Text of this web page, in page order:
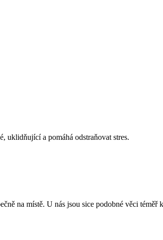
uklidňující a pomáhá odstraňovat stres.
na místě. U nás jsou sice podobné věci téměř